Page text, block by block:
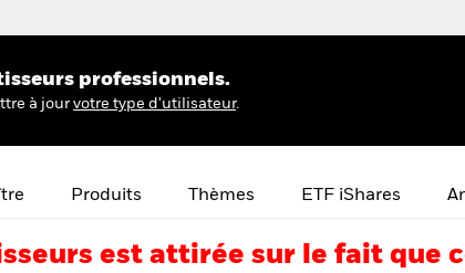
professionnels.
à jour votre type d'utilisateur.
Produits Thèmes ETF iShares
est attirée sur le fait que